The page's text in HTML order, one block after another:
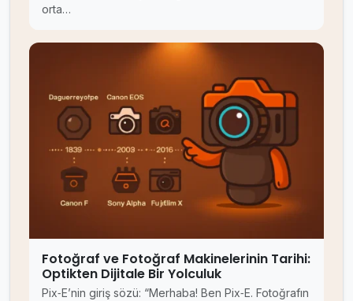
orta…
Fotoğraf ve Fotoğraf Makinelerinin Tarihi:
Optikten Dijitale Bir Yolculuk
Pix‑E’nin giriş sözü: “Merhaba! Ben Pix‑E. Fotoğrafın